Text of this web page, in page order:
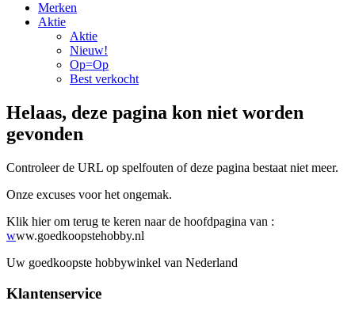
Merken
Aktie
Aktie
Nieuw!
Op=Op
Best verkocht
Helaas, deze pagina kon niet worden
gevonden
Controleer de URL op spelfouten of deze pagina bestaat niet meer.
Onze excuses voor het ongemak.
Klik hier om terug te keren naar de hoofdpagina van :
www.goedkoopstehobby.nl
Uw goedkoopste hobbywinkel van Nederland
Klantenservice